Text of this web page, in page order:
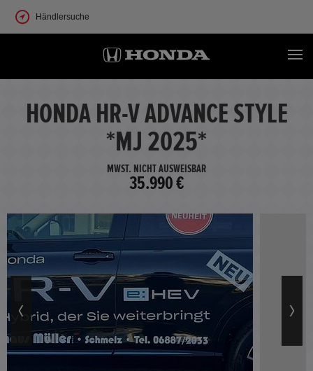
Händlersuche
HONDA HR-V ADVANCE STYLE
*MJ 2025*
MWST. NICHT AUSWEISBAR
35.990 €